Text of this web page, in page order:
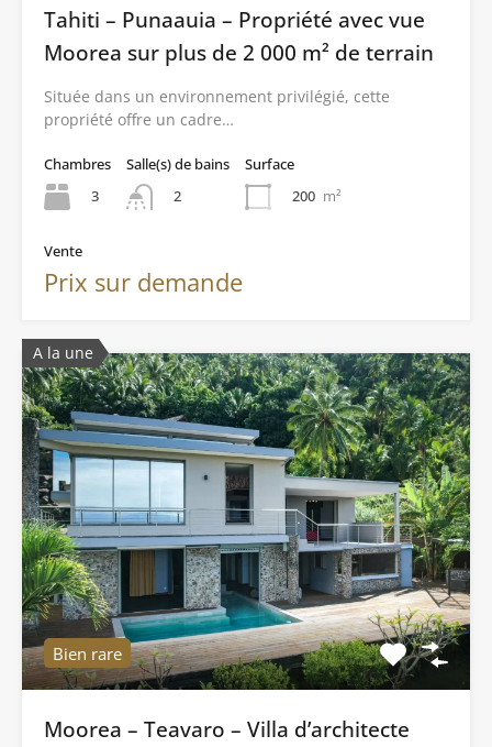
Tahiti – Punaauia – Propriété avec vue
Moorea sur plus de 2 000 m² de terrain
Située dans un environnement privilégié, cette
propriété offre un cadre…
Chambres
3
Salle(s) de bains
2
Surface
200 m²
Vente
Prix sur demande
A la une
Bien rare
Moorea – Teavaro – Villa d’architecte